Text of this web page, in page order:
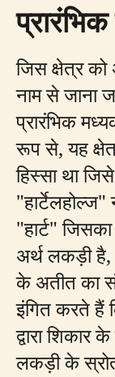
जिस क्षेत्र
नाम से जाना
प्रारंभिक
रूप से, यह
हिस्सा था
"हार्टेलहोल्ज"
"हार्ट"
अर्थ लकड़ी है,
के अतीत का
इंगित करते हैं
द्वारा
लकड़ी के